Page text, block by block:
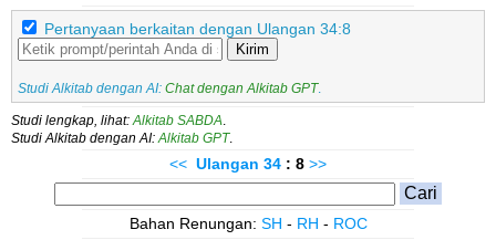
Pertanyaan berkaitan dengan Ulangan 34:8
Kirim
Studi Alkitab dengan AI: Chat dengan Alkitab GPT.
Studi lengkap, lihat: Alkitab SABDA
Studi Alkitab dengan AI: Alkitab GPT.
<< Ulangan 34 : 8 >>
Bahan Renungan: SH - RH - ROC